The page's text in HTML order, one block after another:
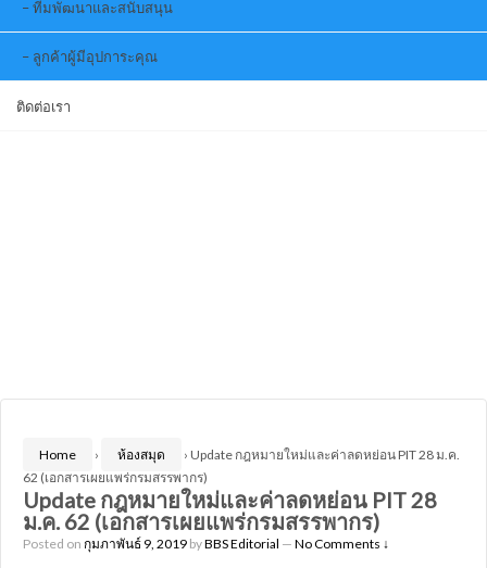
ทีมพัฒนาและสนับสนุน
ลูกค้าผู้มีอุปการะคุณ
ติดต่อเรา
Home › ห้องสมุด › Update กฎหมายใหม่และค่าลดหย่อน PIT 28 ม.ค.
62 (เอกสารเผยแพร่กรมสรรพากร)
Update กฎหมายใหม่และค่าลดหย่อน PIT 28
ม.ค. 62 (เอกสารเผยแพร่กรมสรรพากร)
Posted on กุมภาพันธ์ 9, 2019 byBBS Editorial — No Comments ↓